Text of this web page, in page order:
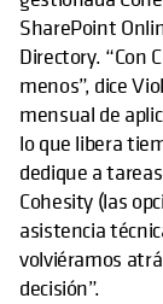
SharePoint
Directory. “Con
menos”, dice
mensual de
lo que libera
dedique a
Cohesity (las
asistencia
volviéramos
decisión”.